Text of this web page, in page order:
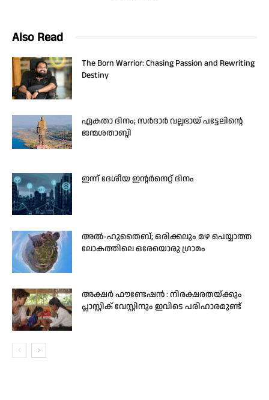
Also Read
The Born Warrior: Chasing Passion and Rewriting
Destiny
ഏകതാ ദിനം; സർദാർ വല്ലഭായ് പട്ടേലിന്റെ
ജന്മശതാബ്ദി
ഇന്ന് ദേശീയ ഇന്റർനെറ്റ് ദിനം
അൽ-ഹുതൈബ്; ഒരിക്കലും മഴ പെയ്യാത്ത
ലോകത്തിലെ ഒരേയൊരു ഗ്രാമം
അക്ഷർ ഫൗണ്ടേഷൻ : നിരക്ഷരതയ്ക്കും
പ്ലാസ്റ്റിക് വേസ്റ്റിനും ഇവിടെ പരിഹാരമുണ്ട്